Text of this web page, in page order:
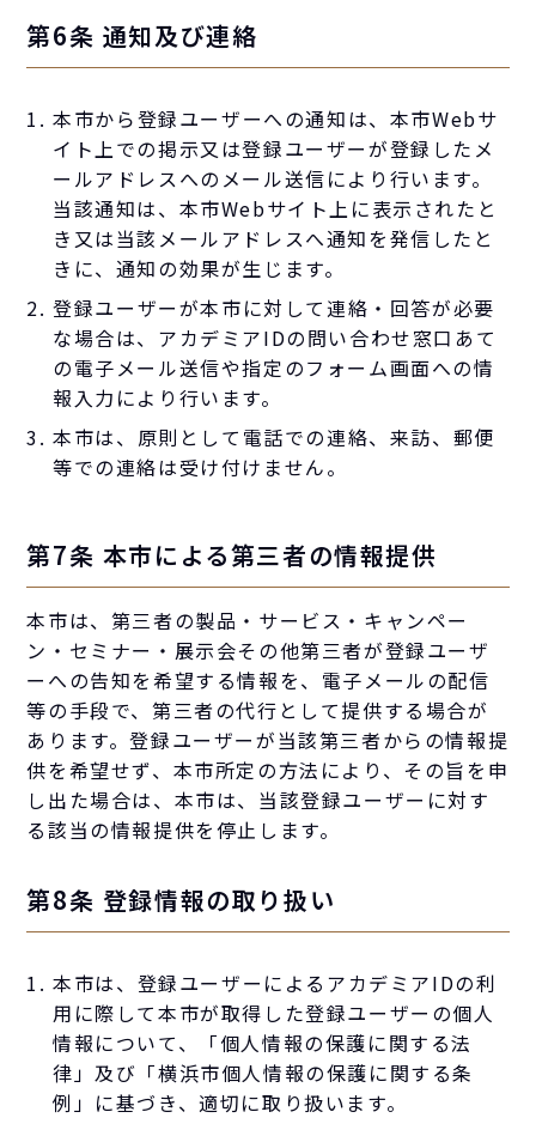
第6条 通知及び連絡
本市から登録ユーザーへの通知は、本市Webサ
イト上での掲示又は登録ユーザーが登録したメ
ールアドレスへのメール送信により行います。
当該通知は、本市Webサイト上に表示されたと
き又は当該メールアドレスへ通知を発信したと
きに、通知の効果が生じます。
登録ユーザーが本市に対して連絡・回答が必要
な場合は、アカデミアIDの問い合わせ窓口あて
の電子メール送信や指定のフォーム画面への情
報入力により行います。
本市は、原則として電話での連絡、来訪、郵便
等での連絡は受け付けません。
第7条 本市による第三者の情報提供
本市は、第三者の製品・サービス・キャンペー
ン・セミナー・展示会その他第三者が登録ユーザ
ーへの告知を希望する情報を、電子メールの配信
等の手段で、第三者の代行として提供する場合が
あります。登録ユーザーが当該第三者からの情報提
供を希望せず、本市所定の方法により、その旨を申
し出た場合は、本市は、当該登録ユーザーに対す
る該当の情報提供を停止します。
第8条 登録情報の取り扱い
本市は、登録ユーザーによるアカデミアIDの利
用に際して本市が取得した登録ユーザーの個人
情報について、「個人情報の保護に関する法
律」及び「横浜市個人情報の保護に関する条
例」に基づき、適切に取り扱います。